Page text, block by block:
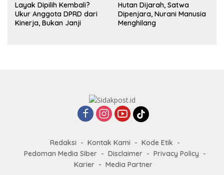
Layak Dipilih Kembali?
Ukur Anggota DPRD dari
Kinerja, Bukan Janji
Hutan Dijarah, Satwa
Dipenjara, Nurani Manusia
Menghilang
Redaksi Kontak Kami
Kode Etik
Pedoman Media Siber
Disclaimer
Privacy Policy
Karier
Media Partner